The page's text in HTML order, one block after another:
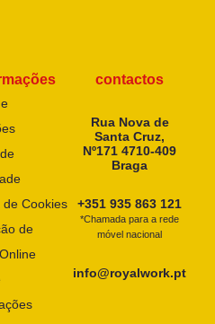
de Cookies
de
contactos
Rua Nova de
Santa Cruz,
Nº171 4710-409
Braga
+351 935 863 121
*Chamada para a rede
móvel nacional
info@royalwork.pt